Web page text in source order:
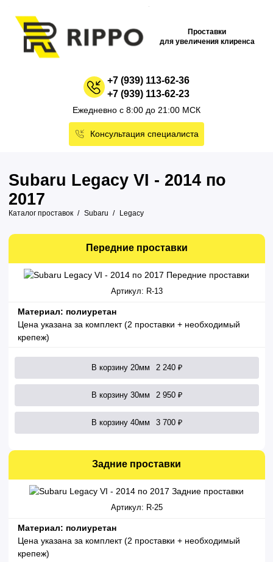
Проставки
для увеличения клиренса
+7 (939) 113-62-36
+7 (939) 113-62-23
Ежедневно с 8:00 до 21:00 МСК
Консультация специалиста
Subaru Legacy VI - 2014 по
2017
Каталог проставок Subaru Legacy
Передние проставки
Артикул: R-13
Материал: полиуретан
Цена указана за комплект (2 проставки + необходимый
крепеж)
В корзину 20мм 2 240 ₽
В корзину 30мм 2 950 ₽
В корзину 40мм 3 700 ₽
Задние проставки
Артикул: R-25
Материал: полиуретан
Цена указана за комплект (2 проставки + необходимый
крепеж)